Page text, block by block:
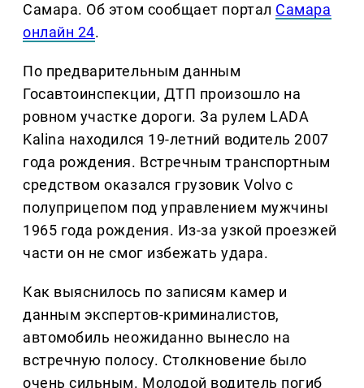
Самара. Об этом сообщает портал Самара
онлайн 24.
По предварительным данным
Госавтоинспекции, ДТП произошло на
ровном участке дороги. За рулем LADA
Kalina находился 19-летний водитель 2007
года рождения. Встречным транспортным
средством оказался грузовик Volvo с
полуприцепом под управлением мужчины
1965 года рождения. Из-за узкой проезжей
части он не смог избежать удара.
Как выяснилось по записям камер и
данным экспертов-криминалистов,
автомобиль неожиданно вынесло на
встречную полосу. Столкновение было
очень сильным. Молодой водитель погиб